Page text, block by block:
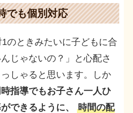
でも個別対応
1のときみたいに子どもに合
じゃないの？」と心配さ
しゃると思います。しか
時指導でもお子さん一人ひ
できるように、 時間の配